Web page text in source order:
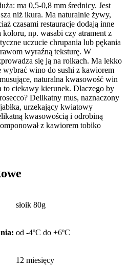
ma 0,5-0,8 mm średnicy. Jest
niż ikura. Ma naturalnie żywy,
czasami restauracje dodają inne
koloru, np. wasabi czy atrament z
uczucie chrupania lub pękania
wyraźną teksturę. W
się ją na rolkach. Ma lekko
wybrać wino do sushi z kawiorem
naturalna kwasowość win
to ciekawy kierunek. Dlaczego by
Delikatny mus, naznaczony
urzekający kwiatowy
kwasowością i odrobiną
z kawiorem tobiko
słoik 80g
od -4ºC do +6ºC
12 miesięcy